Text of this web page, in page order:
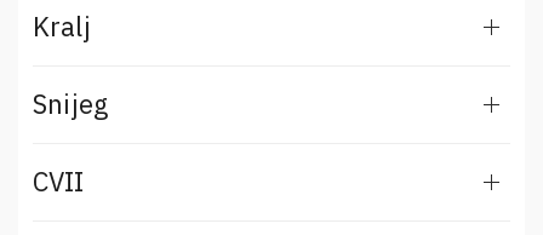
Kralj
Snijeg
CVII